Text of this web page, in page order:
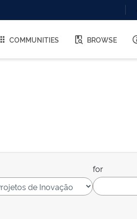
COMMUNITIES BROWSE
for